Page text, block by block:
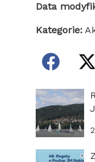
Data
Kategorie: